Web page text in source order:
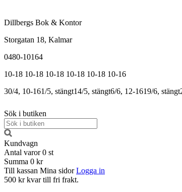
Dillbergs Bok & Kontor
Storgatan 18, Kalmar
0480-10164
10-18 10-18 10-18 10-18 10-18 10-16
30/4, 10-161/5, stängt14/5, stängt6/6, 12-1619/6, stängt
Sök i butiken
Kundvagn
Antal varor 0 st
Summa 0 kr
Till kassan Mina sidor Logga in
500 kr kvar till fri frakt.